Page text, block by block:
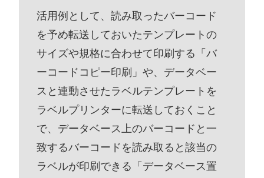
活用例として、読み取ったバーコード
を予め転送しておいたテンプレートの
サイズや規格に合わせて印刷する「バ
ーコードコピー印刷」や、データベー
スと連動させたラベルテンプレートを
ラベルプリンターに転送しておくこと
で、データベース上のバーコードと一
致するバーコードを読み取ると該当の
ラベルが印刷できる「データベース置